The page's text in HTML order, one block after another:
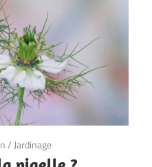
/Jardinage